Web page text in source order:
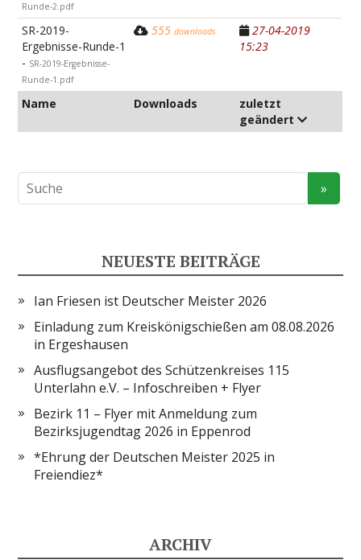
Name Downloads
zuletzt
geändert
Runde-2.pdf
SR-2019-
Ergebnisse-Runde-1
- SR-2019-Ergebnisse-
Runde-1.pdf
555downloads
27-04-2019
15:23
NEUESTE BEITRÄGE
Ian Friesen ist Deutscher Meister 2026
Einladung zum Kreiskönigschießen am 08.08.2026
in Ergeshausen
Ausflugsangebot des Schützenkreises 115
Unterlahn e.V. – Infoschreiben + Flyer
Bezirk 11 – Flyer mit Anmeldung zum
Bezirksjugendtag 2026 in Eppenrod
*Ehrung der Deutschen Meister 2025 in
Freiendiez*
ARCHIV